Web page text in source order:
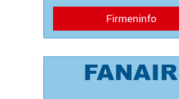
Firmeninfo